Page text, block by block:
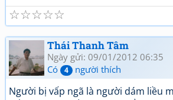
☆
☆
☆
☆
☆
Thái Thanh Tâm
Ngày gửi: 09/01/2012 06:35
Có
4 người thích
Người bị vấp ngã là người dám liều